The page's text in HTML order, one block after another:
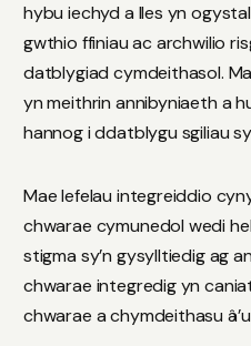
hybu iechyd a lles yn
gwthio ffiniau ac archwilio
datblygiad cymdeithasol.
yn meithrin annibyniaeth a
hannog i ddatblygu sgiliau
Mae lefelau integreiddio
chwarae cymunedol wedi
stigma sy’n gysylltiedig ag
chwarae integredig yn
chwarae a chymdeithasu